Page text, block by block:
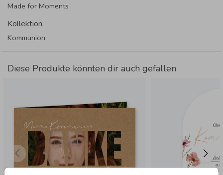
Made for Moments
Kollektion
Kommunion
Diese Produkte könnten dir auch gefallen